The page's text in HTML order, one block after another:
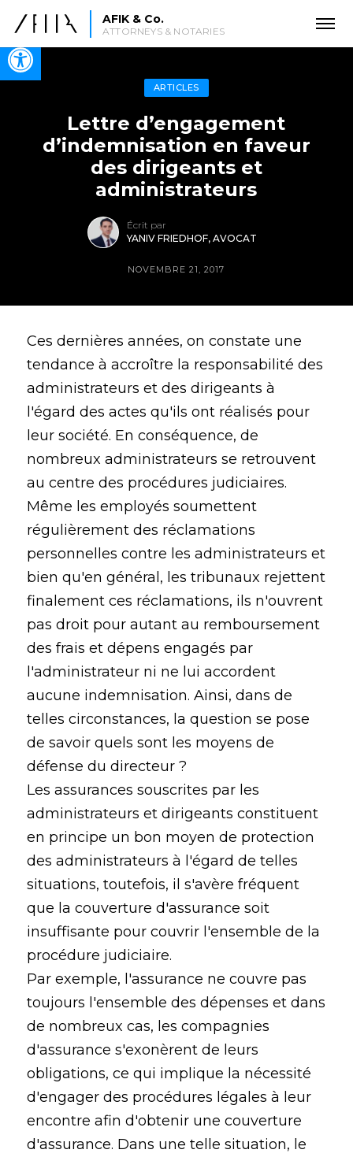
Open toolbar
AFIK & Co.
ATTORNEYS & NOTARIES
ARTICLES
Lettre d’engagement
d’indemnisation en faveur
des dirigeants et
administrateurs
Écrit par
YANIV FRIEDHOF, AVOCAT
NOVEMBRE 21, 2017
Ces dernières années, on constate une
tendance à accroître la responsabilité des
administrateurs et des dirigeants à
l'égard des actes qu'ils ont réalisés pour
leur société. En conséquence, de
nombreux administrateurs se retrouvent
au centre des procédures judiciaires.
Même les employés soumettent
régulièrement des réclamations
personnelles contre les administrateurs et
bien qu'en général, les tribunaux rejettent
finalement ces réclamations, ils n'ouvrent
pas droit pour autant au remboursement
des frais et dépens engagés par
l'administrateur ni ne lui accordent
aucune indemnisation. Ainsi, dans de
telles circonstances, la question se pose
de savoir quels sont les moyens de
défense du directeur ?
Les assurances souscrites par les
administrateurs et dirigeants constituent
en principe un bon moyen de protection
des administrateurs à l'égard de telles
situations, toutefois, il s'avère fréquent
que la couverture d'assurance soit
insuffisante pour couvrir l'ensemble de la
procédure judiciaire.
Par exemple, l'assurance ne couvre pas
toujours l'ensemble des dépenses et dans
de nombreux cas, les compagnies
d'assurance s'exonèrent de leurs
obligations, ce qui implique la nécessité
d'engager des procédures légales à leur
encontre afin d'obtenir une couverture
d'assurance. Dans une telle situation, le